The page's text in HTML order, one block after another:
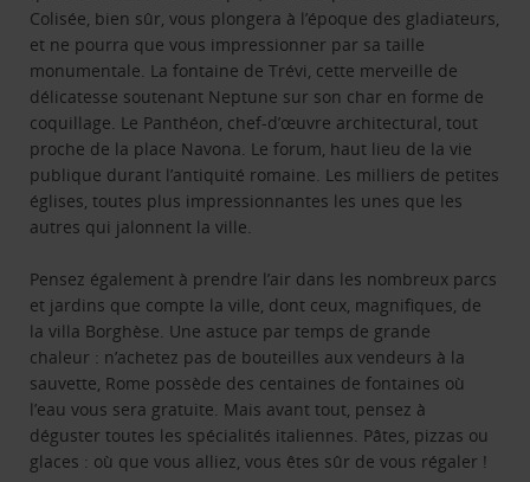
Colisée, bien sûr, vous plongera à l’époque des gladiateurs,
et ne pourra que vous impressionner par sa taille
monumentale. La fontaine de Trévi, cette merveille de
délicatesse soutenant Neptune sur son char en forme de
coquillage. Le Panthéon, chef-d’œuvre architectural, tout
proche de la place Navona. Le forum, haut lieu de la vie
publique durant l’antiquité romaine. Les milliers de petites
églises, toutes plus impressionnantes les unes que les
autres qui jalonnent la ville.
Pensez également à prendre l’air dans les nombreux parcs
et jardins que compte la ville, dont ceux, magnifiques, de
la villa Borghèse. Une astuce par temps de grande
chaleur : n’achetez pas de bouteilles aux vendeurs à la
sauvette, Rome possède des centaines de fontaines où
l’eau vous sera gratuite. Mais avant tout, pensez à
déguster toutes les spécialités italiennes. Pâtes, pizzas ou
glaces : où que vous alliez, vous êtes sûr de vous régaler !